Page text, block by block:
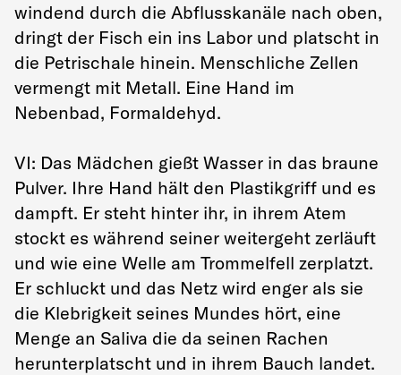
windend durch die Abflusskanäle nach oben,
dringt der Fisch ein ins Labor und platscht in
die Petrischale hinein. Menschliche Zellen
vermengt mit Metall. Eine Hand im
Nebenbad, Formaldehyd.
VI: Das Mädchen gießt Wasser in das braune
Pulver. Ihre Hand hält den Plastikgriff und es
dampft. Er steht hinter ihr, in ihrem Atem
stockt es während seiner weitergeht zerläuft
und wie eine Welle am Trommelfell zerplatzt.
Er schluckt und das Netz wird enger als sie
die Klebrigkeit seines Mundes hört, eine
Menge an Saliva die da seinen Rachen
herunterplatscht und in ihrem Bauch landet.